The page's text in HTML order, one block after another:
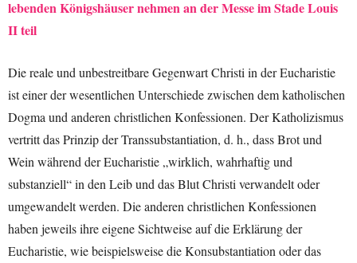
lebenden Königshäuser nehmen an der Messe im Stade Louis
II teil
Die reale und unbestreitbare Gegenwart Christi in der Eucharistie
ist einer der wesentlichen Unterschiede zwischen dem katholischen
Dogma und anderen christlichen Konfessionen. Der Katholizismus
vertritt das Prinzip der Transsubstantiation, d. h., dass Brot und
Wein während der Eucharistie „wirklich, wahrhaftig und
substanziell“ in den Leib und das Blut Christi verwandelt oder
umgewandelt werden. Die anderen christlichen Konfessionen
haben jeweils ihre eigene Sichtweise auf die Erklärung der
Eucharistie, wie beispielsweise die Konsubstantiation oder das